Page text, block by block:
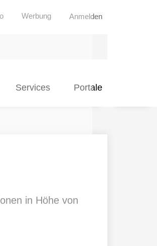
Werbung Anmelden
Services Portale
in Höhe von